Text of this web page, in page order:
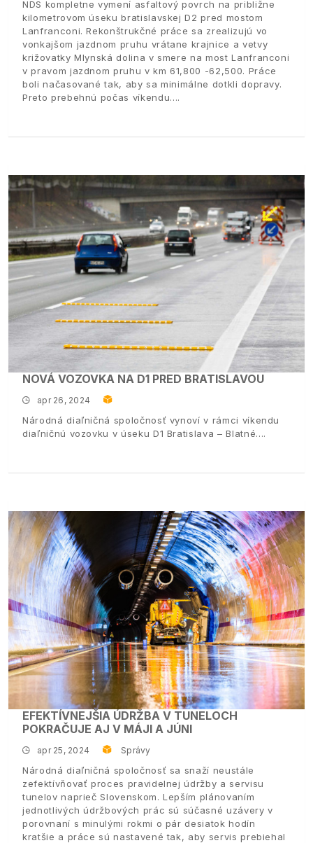
NDS kompletne vymení asfaltový povrch na približne
kilometrovom úseku bratislavskej D2 pred mostom
Lanfranconi. Rekonštrukčné práce sa zrealizujú vo
vonkajšom jazdnom pruhu vrátane krajnice a vetvy
križovatky Mlynská dolina v smere na most Lanfranconi
v pravom jazdnom pruhu v km 61,800 -62,500. Práce
boli načasované tak, aby sa minimálne dotkli dopravy.
Preto prebehnú počas víkendu.
NOVÁ VOZOVKA NA D1 PRED BRATISLAVOU
apr 26, 2024
Národná diaľničná spoločnosť vynoví v rámci víkendu
diaľničnú vozovku v úseku D1 Bratislava – Blatné.
EFEKTÍVNEJŠIA ÚDRŽBA V TUNELOCH
POKRAČUJE AJ V MÁJI A JÚNI
apr 25, 2024 Správy
Národná diaľničná spoločnosť sa snaží neustále
zefektívňovať proces pravidelnej údržby a servisu
tunelov naprieč Slovenskom. Lepším plánovaním
jednotlivých údržbových prác sú súčasné uzávery v
porovnaní s minulými rokmi o pár desiatok hodín
kratšie a práce sú nastavené tak, aby servis prebiehal